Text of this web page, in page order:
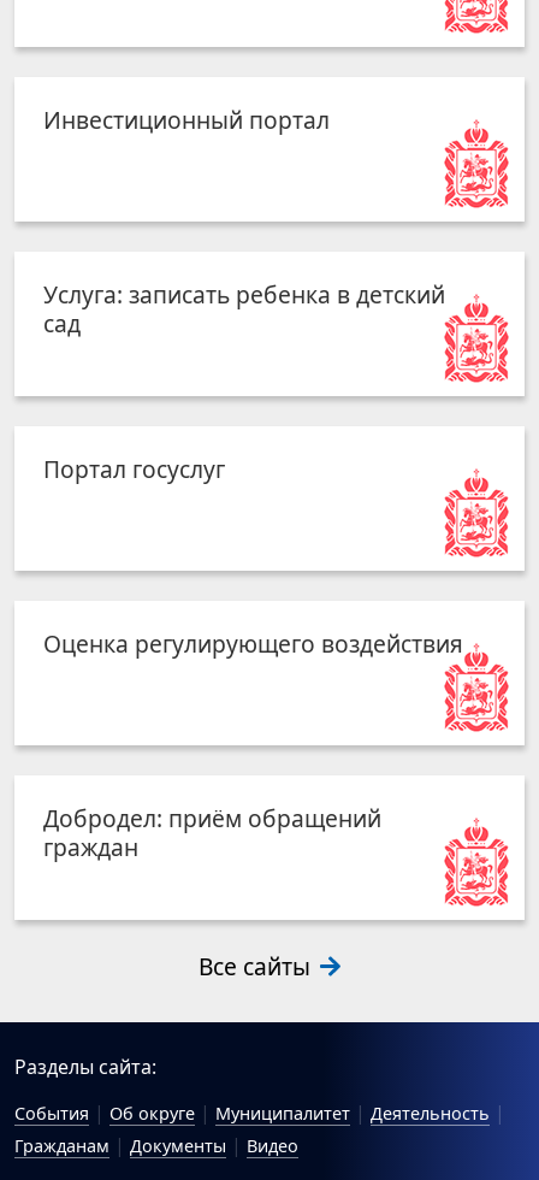
Инвестиционный портал
Услуга: записать ребенка в детский
сад
Портал госуслуг
Оценка регулирующего воздействия
Добродел: приём обращений
граждан
Все сайты
Разделы сайта:
События Об округе Муниципалитет
Деятельность
Гражданам
Документы Видео